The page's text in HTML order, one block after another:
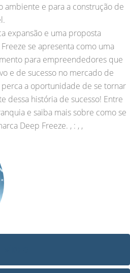
ambiente e para a construção de
expansão e uma proposta
se apresenta como uma
para empreendedores que
e de sucesso no mercado de
a oportunidade de se tornar
dessa história de sucesso! Entre
e saiba mais sobre como se
Deep Freeze. , : , ,